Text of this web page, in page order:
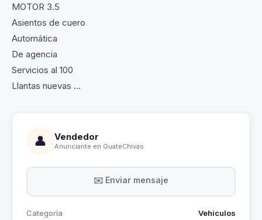
MOTOR 3.5
Asientos de cuero
Automática
De agencia
Servicios al 100
Llantas nuevas ...
👤 Vendedor
Anunciante en GuateChivas
✉️ Enviar mensaje
Categoría
Vehículos